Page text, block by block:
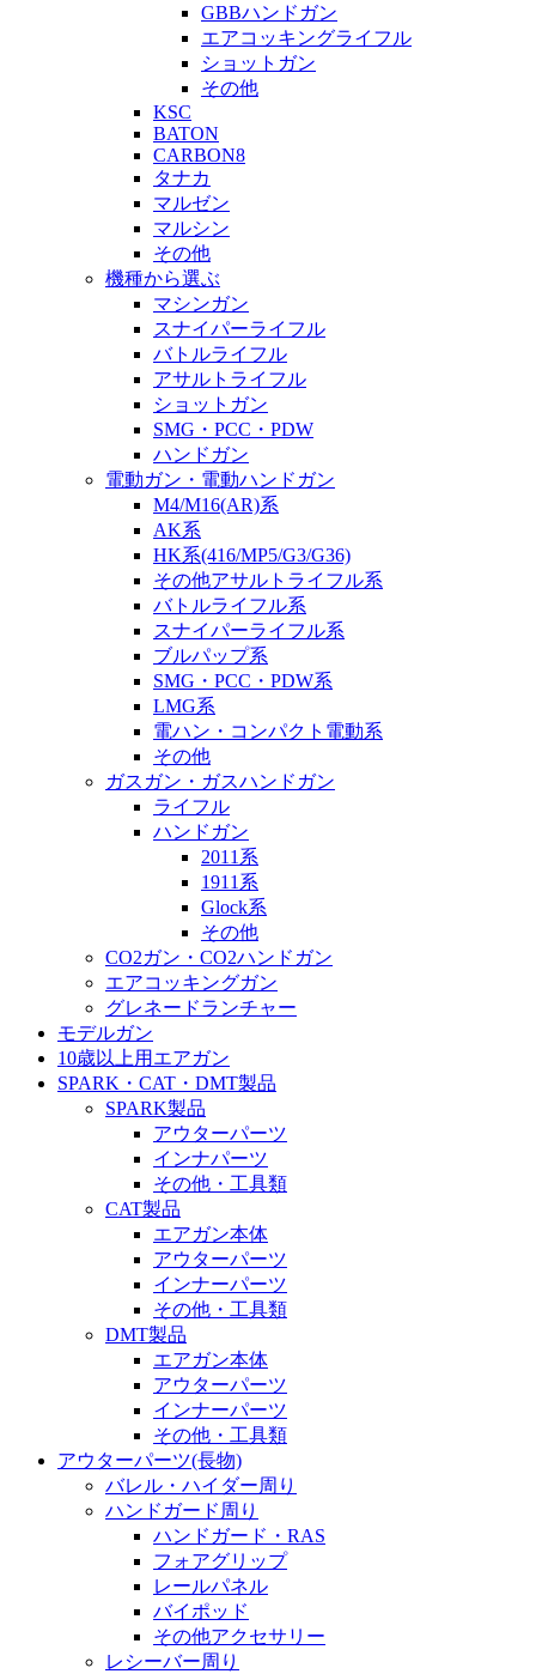
GBBハンドガン
エアコッキングライフル
ショットガン
その他
KSC
BATON
CARBON8
タナカ
マルゼン
マルシン
その他
機種から選ぶ
マシンガン
スナイパーライフル
バトルライフル
アサルトライフル
ショットガン
SMG・PCC・PDW
ハンドガン
電動ガン・電動ハンドガン
M4/M16(AR)系
AK系
HK系(416/MP5/G3/G36)
その他アサルトライフル系
バトルライフル系
スナイパーライフル系
ブルパップ系
SMG・PCC・PDW系
LMG系
電ハン・コンパクト電動系
その他
ガスガン・ガスハンドガン
ライフル
ハンドガン
2011系
1911系
Glock系
その他
CO2ガン・CO2ハンドガン
エアコッキングガン
グレネードランチャー
モデルガン
10歳以上用エアガン
SPARK・CAT・DMT製品
SPARK製品
アウターパーツ
インナパーツ
その他・工具類
CAT製品
エアガン本体
アウターパーツ
インナーパーツ
その他・工具類
DMT製品
エアガン本体
アウターパーツ
インナーパーツ
その他・工具類
アウターパーツ(長物)
バレル・ハイダー周り
ハンドガード周り
ハンドガード・RAS
フォアグリップ
レールパネル
バイポッド
その他アクセサリー
レシーバー周り